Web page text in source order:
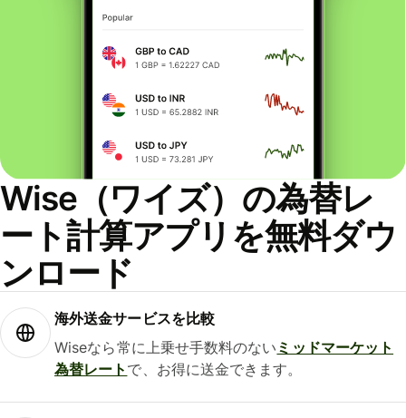
Wise（ワイズ）の為替レ
ート計算アプリを無料ダウ
ンロード
海外送金サービスを比較
Wiseなら常に上乗せ手数料のない ミッドマーケット
為替レート で、お得に送金できます。